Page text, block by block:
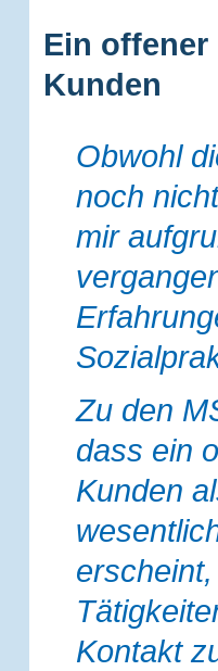
Ein
Kunden
Obwohl
noch
mir
Zu den
dass ein
Kunden
Kontakt